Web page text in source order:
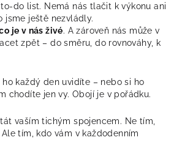
do list. Nemá nás tlačit k výkonu ani
jsme ještě nezvládly.
je v nás živé. A zároveň nás může v
zpět – do směru, do rovnováhy, k
ho každý den uvidíte – nebo si ho
chodíte jen vy. Obojí je v pořádku.
vaším tichým spojencem. Ne tím,
tím, kdo vám v každodenním